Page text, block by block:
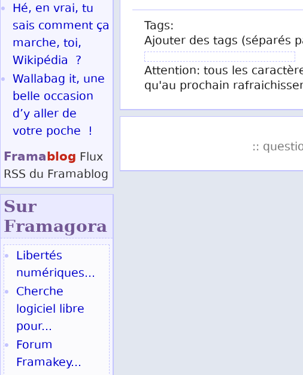
Tags:
Ajouter des tags (séparés
Attention: tous les
qu'au prochain
::
Hé, en vrai, tu
sais comment ça
marche, toi,
Wikipédia ?
Wallabag it, une
belle occasion
d’y aller de
votre poche !
Framablog Flux
RSS du Framablog
Sur
Framagora
Libertés
numériques...
Cherche
logiciel libre
pour...
Forum
Framakey...